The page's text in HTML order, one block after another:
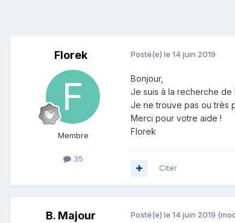
Florek
Membre
35
Posté(e) le 14 juin 2019
Bonjour,
Je suis à la recherche
Je ne trouve pas ou très
Merci pour votre aide !
Florek
Citer
B. Majour Posté(e) le 14 juin 2019